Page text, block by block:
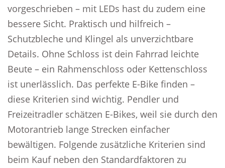
vorgeschrieben – mit LEDs hast du zudem eine
bessere Sicht. Praktisch und hilfreich –
Schutzbleche und Klingel als unverzichtbare
Details. Ohne Schloss ist dein Fahrrad leichte
Beute – ein Rahmenschloss oder Kettenschloss
ist unerlässlich. Das perfekte E-Bike finden –
diese Kriterien sind wichtig. Pendler und
Freizeitradler schätzen E-Bikes, weil sie durch den
Motorantrieb lange Strecken einfacher
bewältigen. Folgende zusätzliche Kriterien sind
beim Kauf neben den Standardfaktoren zu